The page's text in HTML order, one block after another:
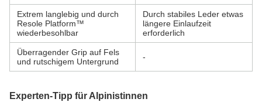
Extrem langlebig und durch
Resole Platform™
wiederbesohlbar
Durch stabiles Leder etwas
längere Einlaufzeit
erforderlich
Überragender Grip auf Fels
und rutschigem Untergrund
-
Experten-Tipp für Alpinistinnen